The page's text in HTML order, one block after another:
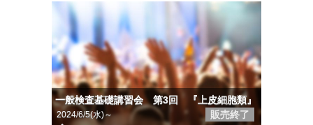
一般検査基礎講習会 第3回 『上皮細胞類』
2024/6/5(水)～ 販売終了